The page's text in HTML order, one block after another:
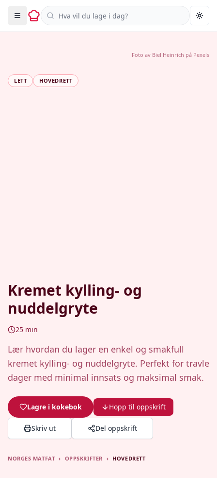
Søk i oppskrifter
LETT HOVEDRETT
Kremet kylling- og
nuddelgryte
25 min
Lær hvordan du lager en enkel og smakfull
kremet kylling- og nuddelgryte. Perfekt for travle
dager med minimal innsats og maksimal smak.
Lagre i kokebok Hopp til oppskrift
Skriv ut Del oppskrift
Foto av Biel Heinrich på Pexels
NORGES MATFAT › OPPSKRIFTER › HOVEDRETT